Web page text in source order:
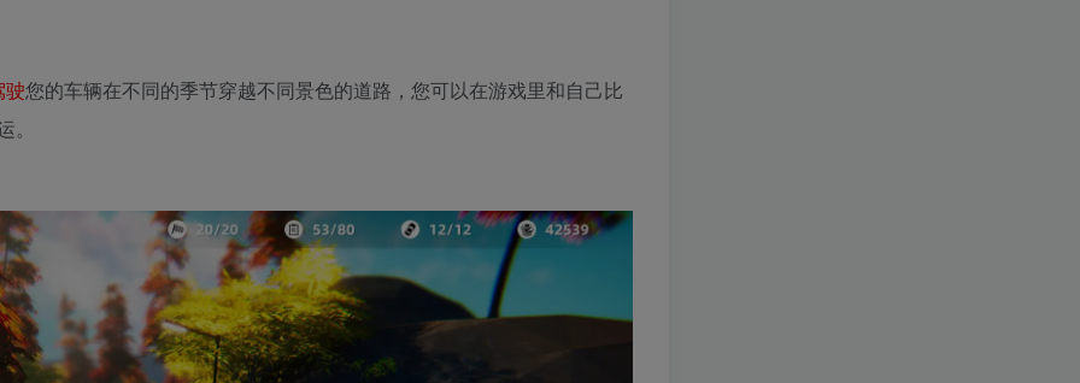
驶您的车辆在不同的季节穿越不同景色的道路，您可以在游戏里和自己比